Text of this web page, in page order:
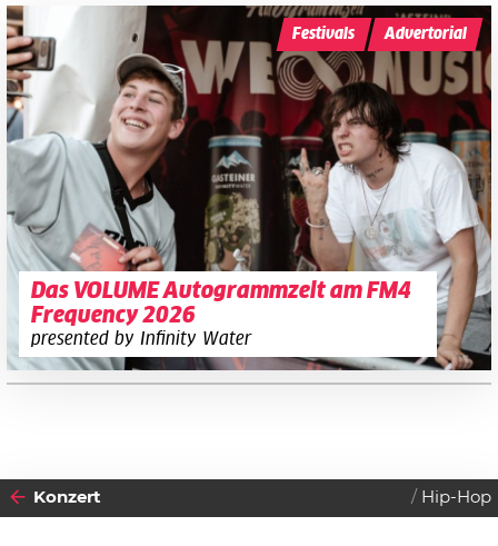
Das VOLUME Autogrammzelt am FM4
Frequency 2026
presented by Infinity Water
Festivals Advertorial
Konzert Hip-Hop